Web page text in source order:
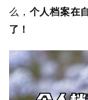
么， 个人档案在
了！